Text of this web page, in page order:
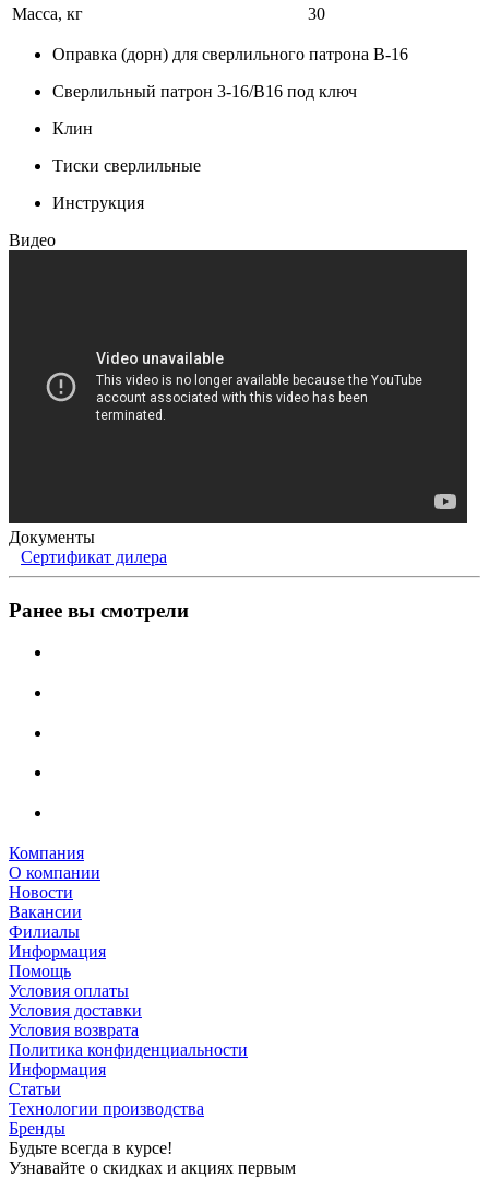
Масса, кг
30
Оправка (дорн) для сверлильного патрона B-16
Сверлильный патрон 3-16/В16 под ключ
Клин
Тиски сверлильные
Инструкция
Видео
Документы
Сертификат дилера
Ранее вы смотрели
Компания
О компании
Новости
Вакансии
Филиалы
Информация
Помощь
Условия оплаты
Условия доставки
Условия возврата
Политика конфиденциальности
Информация
Статьи
Технологии производства
Бренды
Будьте всегда в курсе!
Узнавайте о скидках и акциях первым